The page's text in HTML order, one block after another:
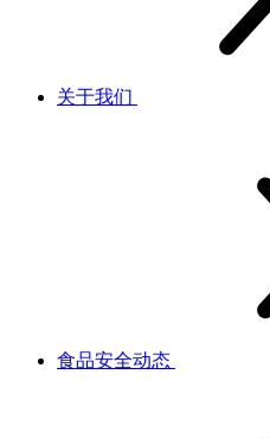
关于我们
食品安全动态